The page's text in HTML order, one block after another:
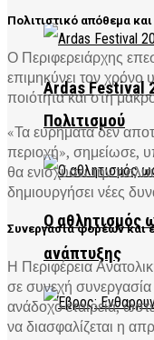
Ardas Festival
Πολιτισμού
Ο αθλητισμός
ανάπτυξης
Πολιτιστικό απόθεμα
Ο Περιφερειάρχης
επιμηκύνει τον
ποιότητα και στη
«Τα ευρήματα δεν
περιοχή», σημείωσε,
θα ενισχύσει την
δημιουργήσει νέες
Συνεργασία φορέων και
Η Περιφέρεια
σε συνεχή συνεργασία
ανάδοχο εταιρεία,
να διασφαλίζεται η